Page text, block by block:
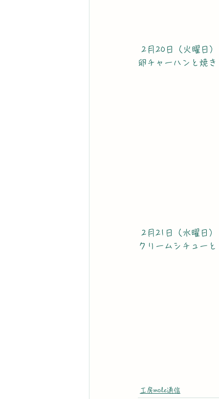
2月20日（火曜日）
卵チャーハンと焼
2月21日（水曜日）
クリームシチュー
工房mole通信